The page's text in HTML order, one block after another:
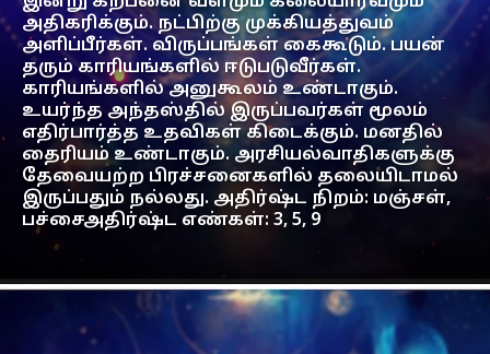
அதிகரிக்கும். நட்பிற்கு முக்கியத்துவம்
அளிப்பீர்கள். விருப்பங்கள் கைகூடும். பயன்
தரும் காரியங்களில் ஈடுபடுவீர்கள்.
காரியங்களில் அனுகூலம் உண்டாகும்.
உயர்ந்த அந்தஸ்தில் இருப்பவர்கள் மூலம்
எதிர்பார்த்த உதவிகள் கிடைக்கும். மனதில்
தைரியம் உண்டாகும். அரசியல்வாதிகளுக்கு
தேவையற்ற பிரச்சனைகளில் தலையிடாமல்
இருப்பதும் நல்லது. அதிர்ஷ்ட நிறம்: மஞ்சள்,
பச்சைஅதிர்ஷ்ட எண்கள்: 3, 5, 9